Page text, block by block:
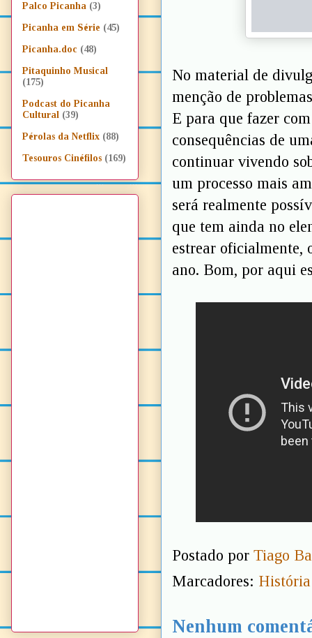
No material de
menção de
E para que fazer
consequências de
continuar vivendo
um processo mais
será realmente
que tem ainda no
estrear oficialmente,
ano. Bom, por aqui
Postado por Tiago
Marcadores:
Nenhum
Palco Picanha (3)
Picanha em Série (45)
Picanha.doc (48)
Pitaquinho Musical
(175)
Podcast do Picanha
Cultural (39)
Pérolas da Netflix (88)
Tesouros Cinéfilos (169)